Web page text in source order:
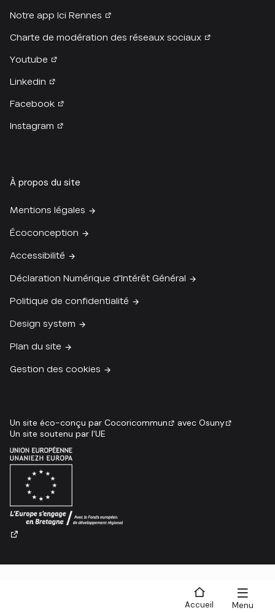
Accueil Recherche
Menu
Notre app Ici Rennes
Charte de modération des réseaux sociaux
Youtube
Linkedin
Facebook
Instagram
À propos du site
Mentions légales
Écoconception
Accessibilité
Déclaration Numérique d'Intérêt Général
Politique de confidentialité
Design system
Plan du site
Gestion des cookies
Un site soutenu par l'UE
Un site éco-conçu par Cocoricommun avec Osuny